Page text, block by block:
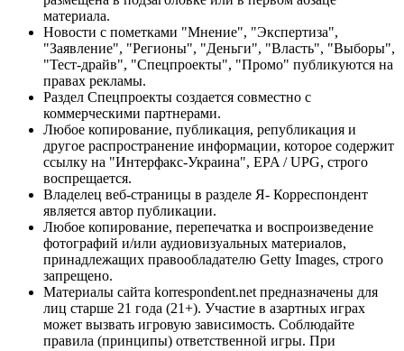
материала.
Новости с пометками "Мнение", "Экспертиза",
"Заявление", "Регионы", "Деньги", "Власть", "Выборы",
"Тест-драйв", "Спецпроекты", "Промо" публикуются на
правах рекламы.
Раздел Спецпроекты создается совместно с
коммерческими партнерами.
Любое копирование, публикация, републикация и
другое распространение информации, которое содержит
ссылку на "Интерфакс-Украина", EPA / UPG, строго
воспрещается.
Владелец веб-страницы в разделе Я- Корреспондент
является автор публикации.
Любое копирование, перепечатка и воспроизведение
фотографий и/или аудиовизуальных материалов,
принадлежащих правообладателю Getty Images, строго
запрещено.
Материалы сайта korrespondent.net предназначены для
лиц старше 21 года (21+). Участие в азартных играх
может вызвать игровую зависимость. Соблюдайте
правила (принципы) ответственной игры. При